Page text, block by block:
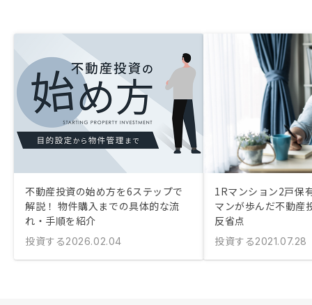
不動産投資の始め方を6ステップで
解説！ 物件購入までの具体的な流
れ・手順を紹介
投資する2026.02.04
1Rマンション2戸保
マンが歩んだ不動産
反省点
投資する2021.07.28